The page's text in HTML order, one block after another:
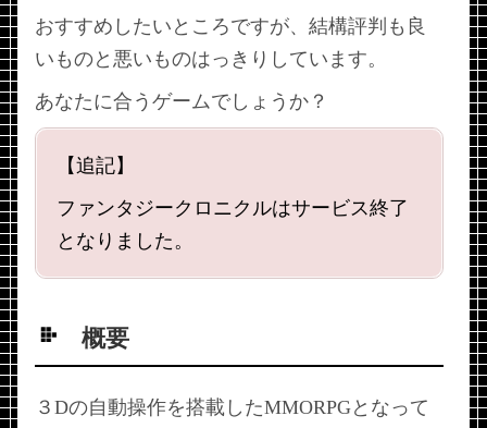
おすすめしたいところですが、結構評判も良
いものと悪いものはっきりしています。
あなたに合うゲームでしょうか？
【追記】
ファンタジークロニクルはサービス終了
となりました。
概要
３Dの自動操作を搭載したMMORPGとなって